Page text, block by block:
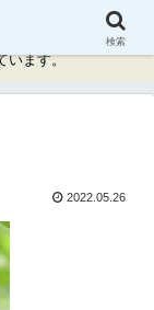
います。
2022.05.26
検索